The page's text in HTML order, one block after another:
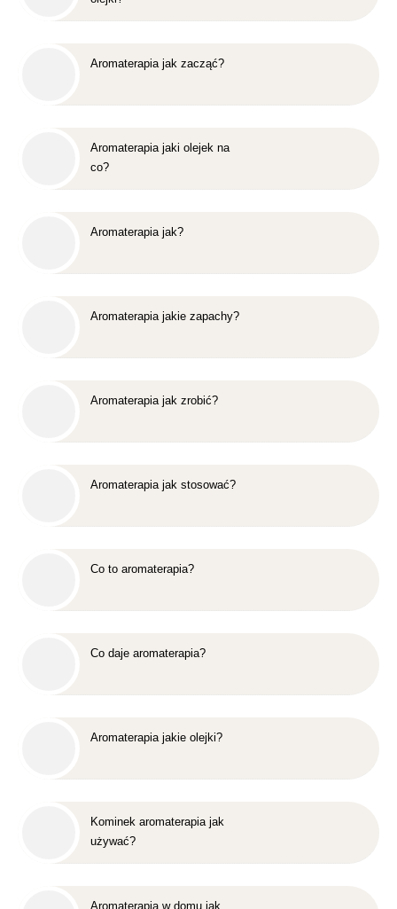
Aromaterapia jak zacząć?
Aromaterapia jaki olejek na
co?
Aromaterapia jak?
Aromaterapia jakie zapachy?
Aromaterapia jak zrobić?
Aromaterapia jak stosować?
Co to aromaterapia?
Co daje aromaterapia?
Aromaterapia jakie olejki?
Kominek aromaterapia jak
używać?
Aromaterapia w domu jak